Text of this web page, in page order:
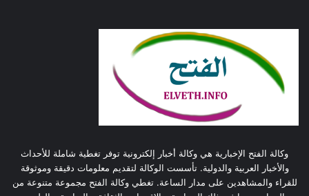
وكالة الفتح الإخبارية هي وكالة أخبار إلكترونية توفر تغطية شاملة للأحداث
والأخبار العربية والدولية. تأسست الوكالة لتقديم معلومات دقيقة وموثوقة
للقراء والمشاهدين على مدار الساعة. تغطي وكالة الفتح مجموعة متنوعة من